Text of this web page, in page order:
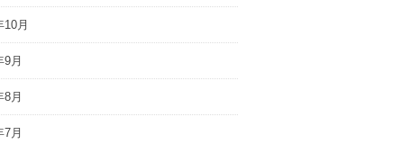
10月
9月
8月
7月